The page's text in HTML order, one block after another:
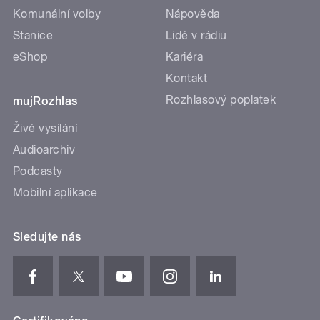
Komunální volby
Stanice
eShop
mujRozhlas
Živé vysílání
Audioarchiv
Podcasty
Mobilní aplikace
Nápověda
Lidé v rádiu
Kariéra
Kontakt
Rozhlasový poplatek
Sledujte nás